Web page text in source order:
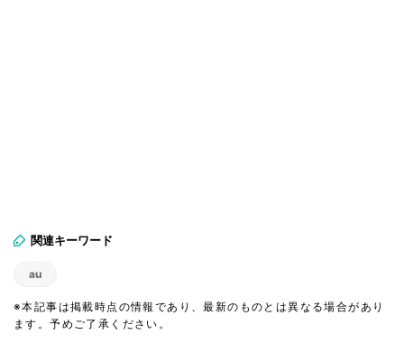
関連キーワード
au
※本記事は掲載時点の情報であり、最新のものとは異なる場合があり
ます。予めご了承ください。